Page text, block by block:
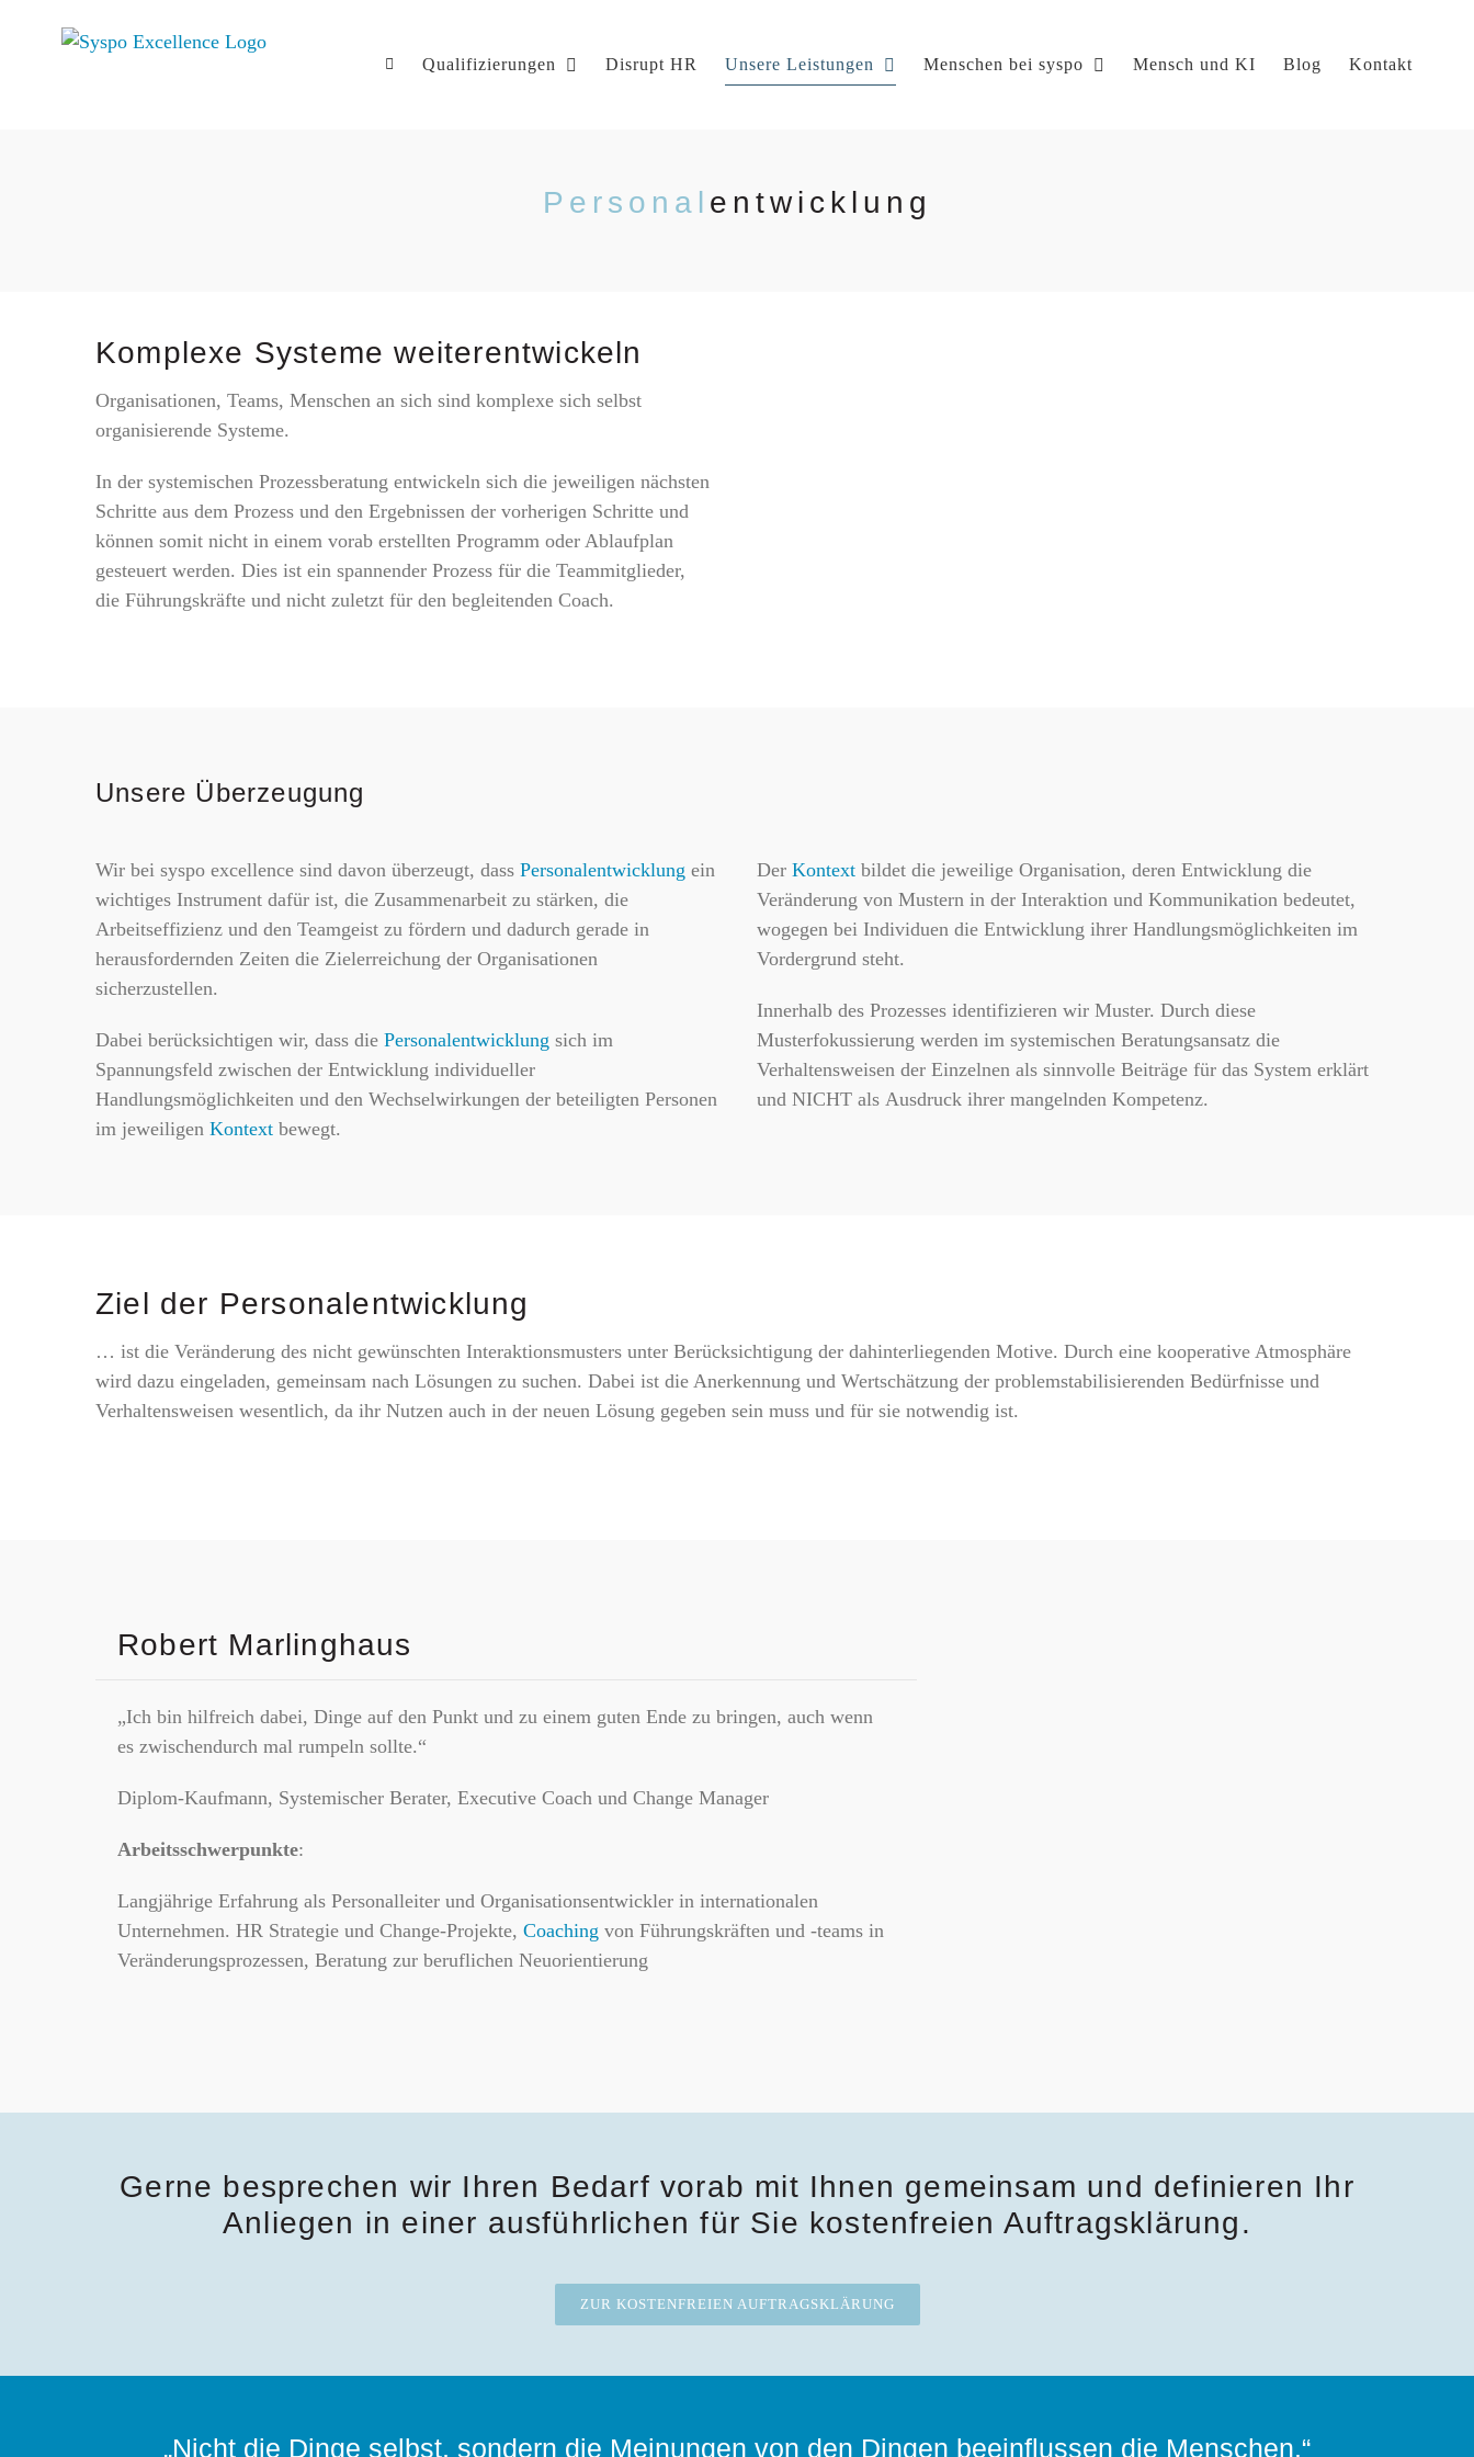
Qualifizierungen Disrupt HR Unsere Leistungen Menschen bei syspo Mensch und KI Blog Kontakt
Personal entwicklung
Komplexe Systeme weiterentwickeln
Organisationen, Teams, Menschen an sich sind komplexe sich selbst
organisierende Systeme.
In der systemischen Prozessberatung entwickeln sich die jeweiligen nächsten
Schritte aus dem Prozess und den Ergebnissen der vorherigen Schritte und
können somit nicht in einem vorab erstellten Programm oder Ablaufplan
gesteuert werden. Dies ist ein spannender Prozess für die Teammitglieder,
die Führungskräfte und nicht zuletzt für den begleitenden Coach.
Unsere Überzeugung
Wir bei syspo excellence sind davon überzeugt, dass Personalentwicklung ein
wichtiges Instrument dafür ist, die Zusammenarbeit zu stärken, die
Arbeitseffizienz und den Teamgeist zu fördern und dadurch gerade in
herausfordernden Zeiten die Zielerreichung der Organisationen
sicherzustellen.
Dabei berücksichtigen wir, dass die Personalentwicklung sich im
Spannungsfeld zwischen der Entwicklung individueller
Handlungsmöglichkeiten und den Wechselwirkungen der beteiligten Personen
im jeweiligen Kontext bewegt.
Der Kontext bildet die jeweilige Organisation, deren Entwicklung die
Veränderung von Mustern in der Interaktion und Kommunikation bedeutet,
wogegen bei Individuen die Entwicklung ihrer Handlungsmöglichkeiten im
Vordergrund steht.
Innerhalb des Prozesses identifizieren wir Muster. Durch diese
Musterfokussierung werden im systemischen Beratungsansatz die
Verhaltensweisen der Einzelnen als sinnvolle Beiträge für das System erklärt
und NICHT als Ausdruck ihrer mangelnden Kompetenz.
Ziel der Personalentwicklung
… ist die Veränderung des nicht gewünschten Interaktionsmusters unter Berücksichtigung der dahinterliegenden Motive. Durch eine kooperative Atmosphäre
wird dazu eingeladen, gemeinsam nach Lösungen zu suchen. Dabei ist die Anerkennung und Wertschätzung der problemstabilisierenden Bedürfnisse und
Verhaltensweisen wesentlich, da ihr Nutzen auch in der neuen Lösung gegeben sein muss und für sie notwendig ist.
Robert Marlinghaus
„Ich bin hilfreich dabei, Dinge auf den Punkt und zu einem guten Ende zu bringen, auch wenn
es zwischendurch mal rumpeln sollte.“
Diplom-Kaufmann, Systemischer Berater, Executive Coach und Change Manager
Arbeitsschwerpunkte:
Langjährige Erfahrung als Personalleiter und Organisationsentwickler in internationalen
Unternehmen. HR Strategie und Change-Projekte, Coaching von Führungskräften und -teams in
Veränderungsprozessen, Beratung zur beruflichen Neuorientierung
Gerne besprechen wir Ihren Bedarf vorab mit Ihnen gemeinsam und definieren Ihr
Anliegen in einer ausführlichen für Sie kostenfreien Auftragsklärung.
ZUR KOSTENFREIEN AUFTRAGSKLÄRUNG
„Nicht die Dinge selbst, sondern die Meinungen von den Dingen beeinflussen die Menschen.“